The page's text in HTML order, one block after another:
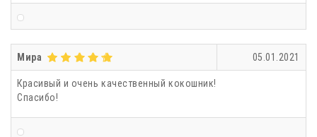
Мира 05.01.2021
Красивый и очень качественный кокошник!
Спасибо!